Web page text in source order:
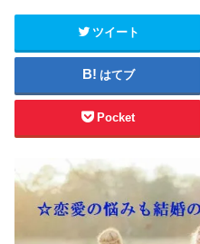
ツイート
はてブ
Pocket